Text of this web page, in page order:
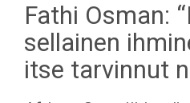
Fathi Osman:
sellainen
itse tarvinnut